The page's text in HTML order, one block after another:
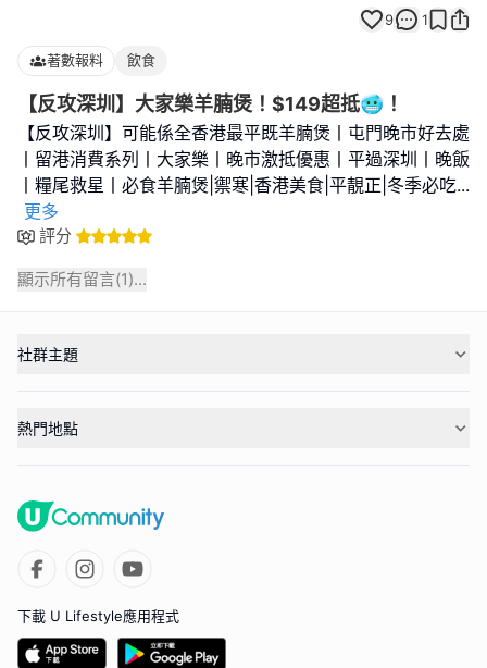
9 1
著數報料 飲食
【反攻深圳】大家樂羊腩煲！$149超抵🥶！
【反攻深圳】可能係全香港最平既羊腩煲丨屯門晚市好去處
丨留港消費系列丨大家樂丨晚市激抵優惠丨平過深圳丨晚飯
丨糧尾救星丨必食羊腩煲|禦寒|香港美食|平靚正|冬季必吃...
更多
評分
顯示所有留言(1)...
社群主題
熱門地點
下載 U Lifestyle應用程式